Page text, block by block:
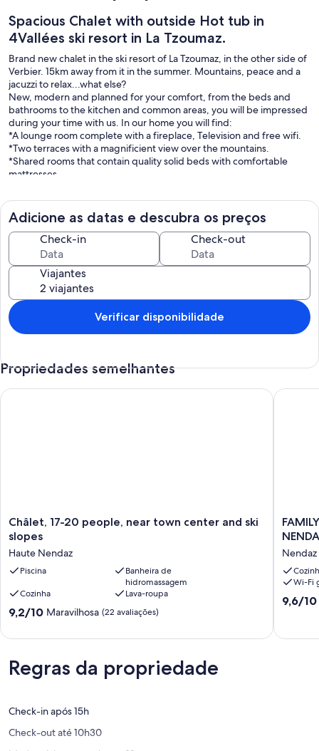
Spacious Chalet with outside Hot tub in
4Vallées ski resort in La Tzoumaz.
Brand new chalet in the ski resort of La Tzoumaz, in the other side of
Verbier. 15km away from it in the summer. Mountains, peace and a
jacuzzi to relax...what else?
New, modern and planned for your comfort, from the beds and
bathrooms to the kitchen and common areas, you will be impressed
during your time with us. In our home you will find:
*A lounge room complete with a fireplace, Television and free wifi.
*Two terraces with a magnificient view over the mountains.
*Shared rooms that contain quality solid beds with comfortable
mattresses.
double bed
*High-quality, modern and complete with Italian fixtures, our
bathrooms and ensuites are fully tiled, with great water pressure!
*Fully equipped modern kitchen complete with every cook's needs.
*Free wifi throughout the entire hostel
*Ski and snowboard storage.
*Friendly and helpful service from our staff.
Adicione as datas e descubra os preços
Check-in Check-out
Viajantes
Verificar disponibilidade
Propriedades semelhantes
Châlet,
17-
people,
near
center
and
slopes
Nendaz
Châlet, 17-20 people, near town center and ski
slopes
Haute Nendaz
Piscina
Banheira de
hidromassagem
Cozinha
Lava-roupa
9.2
10,
(22
avaliações)
9,2/10 Maravilhosa (22 avaliações)
Châlet, 17-20 people, near town center and ski slopes
FAMILY
CHALET,
QUIET,
VIEW,
AND
HEART
Nendaz
Wi-Fi
9.6
9,6/10
FAMILY
Regras da propriedade
Check-in após 15h
Check-out até 10h30